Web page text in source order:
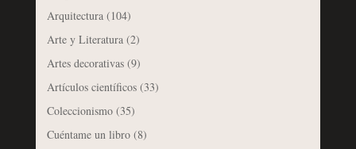
Arquitectura(104)
Arte y Literatura(2)
Artes decorativas(9)
Artículos científicos(33)
Coleccionismo(35)
Cuéntame un libro(8)